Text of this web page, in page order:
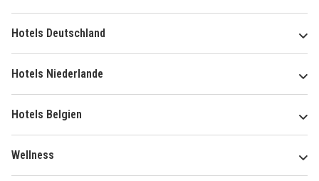
Hotels Deutschland
Hotels Niederlande
Hotels Belgien
Wellness